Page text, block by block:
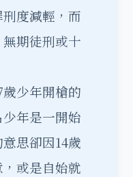
度減輕，而
期徒刑或十
歲少年開槍的
年是一開始
思卻因14歲
或是自始就